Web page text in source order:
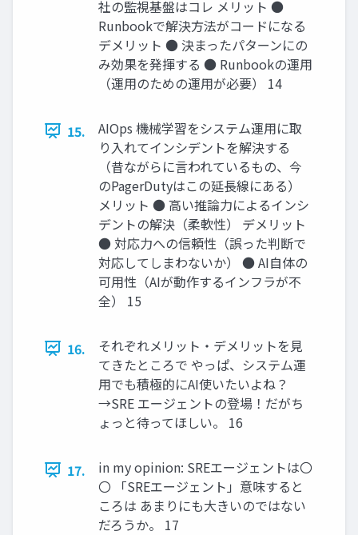
社の監視基盤はコレ メリット ●
Runbookで解決方法がコードになる
デメリット ● 決まったパターンにの
み効果を発揮する ● Runbookの運用
（運用のための運用が必要） 14
15.
AIOps 機械学習をシステム運用に取
り入れてインシデントを解決する
（昔ながらに言われているもの、今
のPagerDutyはこの延長線にある）
メリット ● 高い推論力によるインシ
デントの解決（柔軟性） デメリット
● 対応力への信頼性（誤った判断で
対応してしまわないか） ● AI自体の
可用性（AIが動作するインフラが不
全） 15
16.
それぞれメリット・デメリットを見
てきたところで やっぱ、システム運
用でも積極的にAI使いたいよね？
→SRE エージェントの登場！だがち
ょっと待ってほしい。 16
17.
in my opinion: SREエージェントは〇
〇 「SREエージェント」意味すると
ころは あまりにも大きいのではない
だろうか。 17